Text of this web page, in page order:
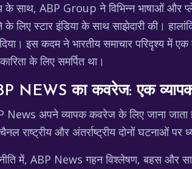
के साथ, ABP Group ने विभिन्न भाषाओं और
के लिए स्टार इंडिया के साथ साझेदारी की।
इस कदम ने भारतीय समाचार परिदृश्य में
के लिए समर्पित था।
NEWS का कवरेज: एक व्यापक
News अपने व्यापक कवरेज के लिए जाना जाता
राष्ट्रीय और अंतर्राष्ट्रीय दोनों घटनाओं
में, ABP News गहन विश्लेषण, बहस और